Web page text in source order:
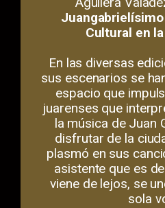
Cultural en
En las diversas
sus escenarios se
espacio que
juarenses que
la música de Juan
disfrutar de la
plasmó en sus
asistente que es
viene de lejos, se
sola